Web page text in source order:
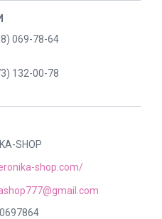
069-78-64
132-00-78
SHOP
shop.com/